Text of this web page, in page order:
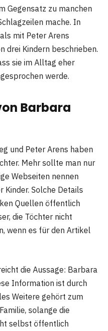
Gegensatz zu manchen
mache. In
mit Peter Arens
drei Kindern beschrieben.
sie im Alltag eher
werde.
Barbara
und Peter Arens haben
Mehr sollte man nur
Webseiten nennen
Kinder. Solche Details
Quellen öffentlich
die Töchter nicht
wenn es für den Artikel
die Aussage: Barbara
Information ist durch
Weitere gehört zum
solange die
selbst öffentlich